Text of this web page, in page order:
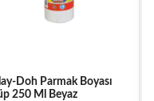
Doh Parmak Boyası
250 Ml Beyaz